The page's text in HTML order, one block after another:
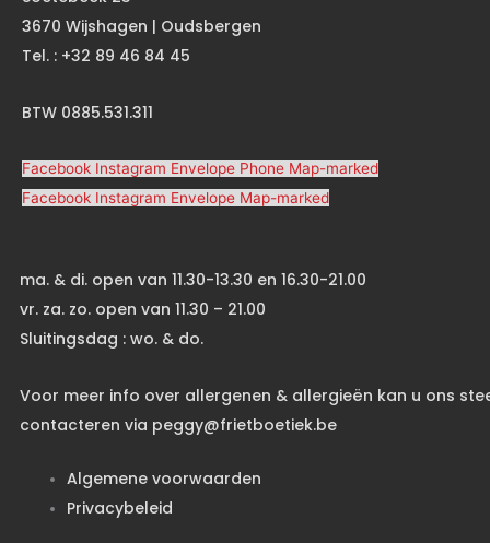
3670 Wijshagen | Oudsbergen
Tel. : +32 89 46 84 45
BTW 0885.531.311
Facebook Instagram Envelope Phone Map-marked
Facebook Instagram Envelope Map-marked
ma. & di. open van 11.30-13.30 en 16.30-21.00
vr. za. zo. open van 11.30 – 21.00
Sluitingsdag : wo. & do.
Voor meer info over allergenen & allergieën kan u ons
contacteren via peggy@frietboetiek.be
Algemene voorwaarden
Privacybeleid